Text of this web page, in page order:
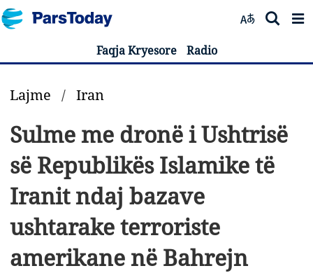
Faqja Kryesore Radio
Lajme / Iran
Sulme me dronë i Ushtrisë
së Republikës Islamike të
Iranit ndaj bazave
ushtarake terroriste
amerikane në Bahrejn